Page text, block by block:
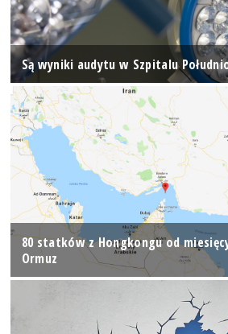
Są wyniki audytu w Szpitalu
80 statków z Hongkongu od
Ormuz